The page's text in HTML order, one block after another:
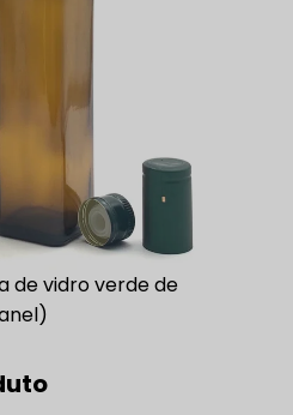
de vidro verde de